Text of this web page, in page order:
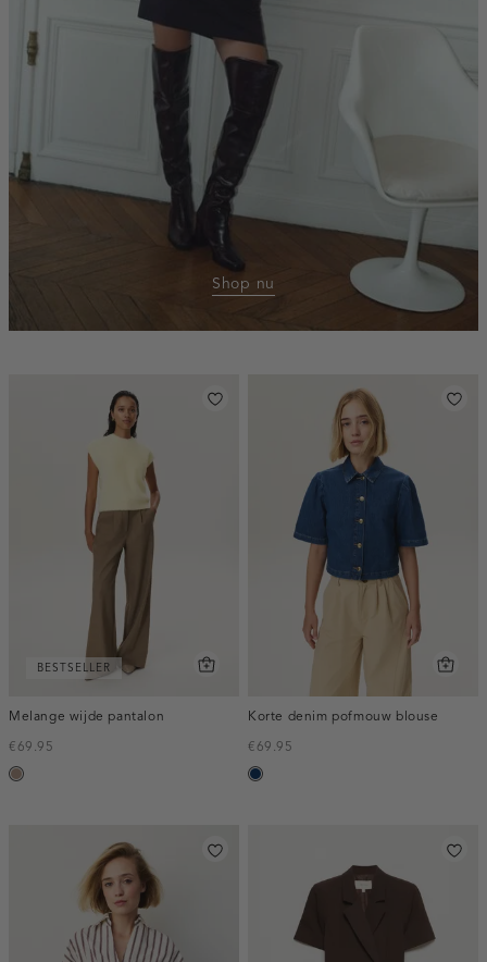
Shop nu
BESTSELLER
Melange wijde pantalon
€69.95
taupe,
Korte denim pofmouw blouse
€69.95
blauw,